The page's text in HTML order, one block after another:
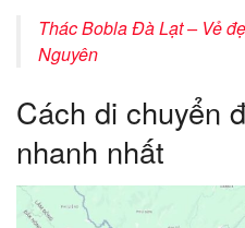
Thác Bobla Đà Lạt – Vẻ
Nguyên
Cách di chuyển
nhanh nhất